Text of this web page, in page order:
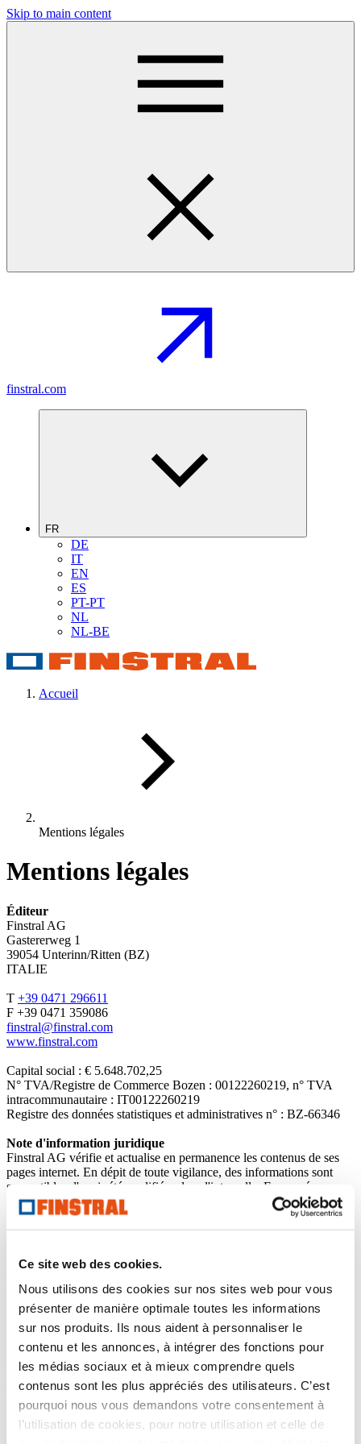
Ce site web des cookies.
Nous utilisons des cookies sur nos sites web pour vous
présenter de manière optimale toutes les informations
sur nos produits. Ils nous aident à personnaliser le
contenu et les annonces, à intégrer des fonctions pour
les médias sociaux et à mieux comprendre quels
contenus sont les plus appréciés des utilisateurs. C’est
pourquoi nous vous demandons votre consentement à
l’utilisation de cookies, pour notre utilisation et celle de
Skip to main content
finstral.com
FR
DE
IT
EN
ES
PT-PT
NL
NL-BE
Accueil
Mentions légales
Mentions légales
Éditeur
Finstral AG
Gastererweg 1
39054 Unterinn/Ritten (BZ)
ITALIE
T +39 0471 296611
F +39 0471 359086
finstral@finstral.com
www.finstral.com
Capital social : € 5.648.702,25
N° TVA/Registre de Commerce Bozen : 00122260219, n° TVA
intracommunautaire : IT00122260219
Registre des données statistiques et administratives n° : BZ-66346
Note d'information juridique
Finstral AG vérifie et actualise en permanence les contenus de ses
pages internet. En dépit de toute vigilance, des informations sont
susceptibles d'avoir été modifiées dans l'intervalle. En conséquence,
aucune garantie d'exactitude, d'actualité et d'exhaustivité n'est
accordée.
Finstral AG se réserve le droit de modifier et de compléter les
Veuillez prendre en compte que, pour des raisons techniques, le
et à l'impression.
La présentation et la description des produits sur les pages internet
n'ont qu'une valeur indicative. Toute éventuelle non-conformité du
produit fourni avec celle du produit représenté sur le support
publicitaire ne constitue ni un défaut, ni un vice, la commande étant
le seul point de référence.
Copyright - Droit d'auteur
2000-2026 Finstral AG
Le logo Finstral est une marque figurative déposée de la société
Finstral AG.